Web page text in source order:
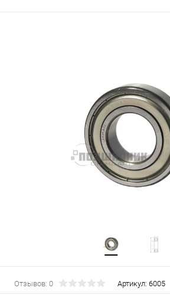
Отзывов: 0 Артикул: 6005